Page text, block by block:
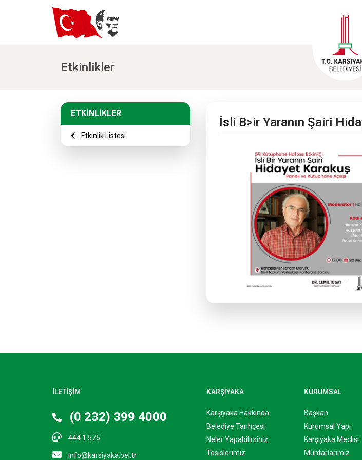
Etkinlikler
ETKİNLİKLER
Etkinlik Listesi
İsli B>ir Yaranın Şairi
İLETİŞİM
(0 232) 399 4000
444 1 575
info@karsiyaka.bel.tr
KARŞIYAKA
Karşıyaka Hakkında
Belediye Tarihçesi
Neler Yapabilirsiniz
Tesislerimiz
KURUMSAL
Başkan
Kurumsal Yapı
Karşıyaka Meclisi
Muhtarlarımız